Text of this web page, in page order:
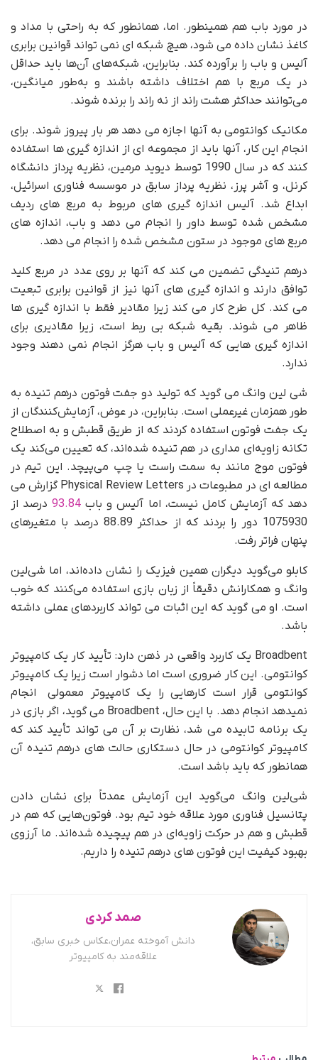
در مورد باب هم همینطور. اما، همانطور که به راحتی با مداد و
کاغذ نشان داده می شود، هیچ شبکه ای نمی تواند قوانین برابری
آلیس و باب را برآورده کند. بنابراین، شبکه‌های آن‌ها باید حداقل
در یک مربع با هم اختلاف داشته باشند و به‌طور میانگین،
می‌توانند حداکثر هشت راند از نه راند را برنده شوند.
مکانیک کوانتومی به آنها اجازه می دهد هر بار پیروز شوند. برای
انجام این کار، آنها باید از مجموعه ای از اندازه گیری ها استفاده
کنند که در سال 1990 توسط دیوید مرمین، نظریه پرداز دانشگاه
کرنل، و آشر پرز، نظریه پرداز سابق در موسسه فناوری اسرائیل،
ابداع شد. آلیس اندازه گیری های مربوط به مربع های ردیف
مشخص شده توسط داور را انجام می دهد و باب، اندازه های
مربع های موجود در ستون مشخص شده را انجام می دهد.
درهم تنیدگی تضمین می کند که آنها بر روی عدد در مربع کلید
توافق دارند و اندازه گیری های آنها نیز از قوانین برابری تبعیت
می کند. کل طرح کار می کند زیرا مقادیر فقط با اندازه گیری ها
ظاهر می شوند. بقیه شبکه بی ربط است، زیرا مقادیری برای
اندازه گیری هایی که آلیس و باب هرگز انجام نمی دهند وجود
ندارد.
شی لین وانگ می گوید که تولید دو جفت فوتون درهم تنیده به
طور همزمان غیرعملی است. بنابراین، در عوض، آزمایش‌کنندگان از
یک جفت فوتون استفاده کردند که از طریق قطبش و به اصطلاح
تکانه زاویه‌ای مداری در هم تنیده شده‌اند، که تعیین می‌کند یک
فوتون موج مانند به سمت راست یا چپ می‌پیچد. این تیم در
مطالعه ای در مطبوعات در Physical Review Letters گزارش می
دهد که آزمایش کامل نیست، اما آلیس و باب 93.84درصد از
1075930 دور را بردند که از حداکثر 88.89 درصد با متغیرهای
پنهان فراتر رفت.
کابلو می‌گوید دیگران همین فیزیک را نشان داده‌اند، اما شی‌لین
وانگ و همکارانش دقیقاً از زبان بازی استفاده می‌کنند که خوب
است. او می گوید که این اثبات می تواند کاربردهای عملی داشته
باشد.
Broadbent یک کاربرد واقعی در ذهن دارد: تأیید کار یک کامپیوتر
کوانتومی. این کار ضروری است اما دشوار است زیرا یک کامپیوتر
کوانتومی قرار است کارهایی را یک کامپیوتر معمولی انجام
نمیدهد انجام دهد. با این حال، Broadbent می گوید، اگر بازی در
یک برنامه تابیده می شد، نظارت بر آن می تواند تأیید کند که
کامپیوتر کوانتومی در حال دستکاری حالت های درهم تنیده آن
همانطور که باید باشد است.
شی‌لین وانگ می‌گوید این آزمایش عمدتاً برای نشان دادن
پتانسیل فناوری مورد علاقه خود تیم بود. فوتون‌هایی که هم در
قطبش و هم در حرکت زاویه‌ای در هم پیچیده شده‌اند. ما آرزوی
بهبود کیفیت این فوتون های درهم تنیده را داریم.
صمد کردی
دانش آموخته عمران،عکاس خبری سابق،
علاقه‌مند به کامپیوتر